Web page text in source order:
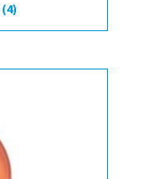
(4)